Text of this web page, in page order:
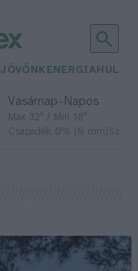
JÖVŐNK ENERGIA
Vasárnap– Napos
Max 32° / Min 18°
Csapadék: 0% (0 mm)Szél: